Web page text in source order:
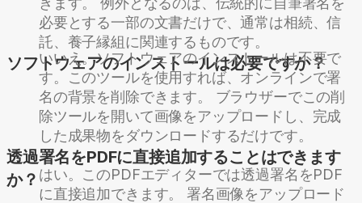
必要とする一部の文書だけで、通常は相続、信
託、養子縁組に関連するものです。
ソフトウェアのインストールは必要ですか？
いいえ。ソフトウェアのインストールは不要で
す。このツールを使用すれば、オンラインで署
名の背景を削除できます。 ブラウザーでこの削
除ツールを開いて画像をアップロードし、完成
した成果物をダウンロードするだけです。
透過署名をPDFに直接追加することはできます
か？ はい。このPDFエディターでは透過署名をPDF
に直接追加できます。 署名画像をアップロード